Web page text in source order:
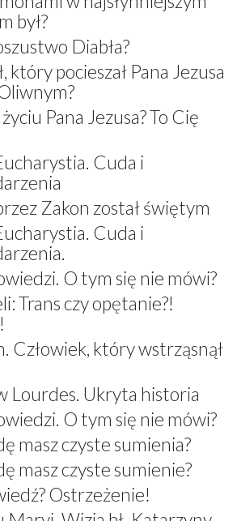
był?
Diabła?
który pocieszał Pana Jezusa
Pana Jezusa? To Cię
Cuda i
Zakon został świętym
Cuda i
O tym się nie mówi?
Trans czy opętanie?!
Człowiek, który wstrząsnął
Lourdes. Ukryta historia
O tym się nie mówi?
masz czyste sumienia?
masz czyste sumienie?
Ostrzeżenie!